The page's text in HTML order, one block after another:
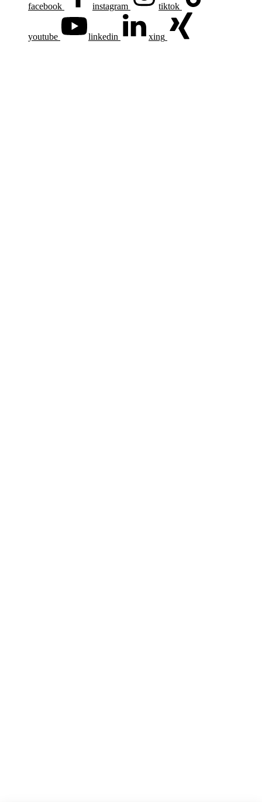
facebook instagram tiktok
youtube linkedin xing